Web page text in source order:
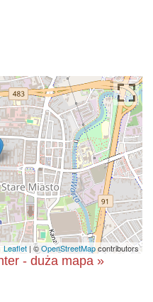
Leaflet | ©OpenStreetMapcontributors
- duża mapa »